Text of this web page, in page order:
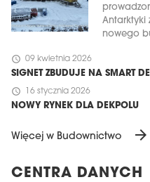
Antarktyki
nowego
schedule 09 kwietnia 2026
SIGNET ZBUDUJE NA SMART
schedule 16 stycznia 2026
NOWY RYNEK DLA DEKPOLU
Więcej w Budownictwo arrow_forward
CENTRA DANYCH